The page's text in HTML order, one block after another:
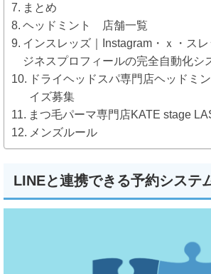
まとめ
ヘッドミント 店舗一覧
インスレッズ｜Instagram・ｘ・ス
ジネスプロフィールの完全自動化シ
ドライヘッドスパ専門店ヘッドミ
イズ募集
まつ毛パーマ専門店KATE stage
メンズルール
LINEと連携できる予約システ